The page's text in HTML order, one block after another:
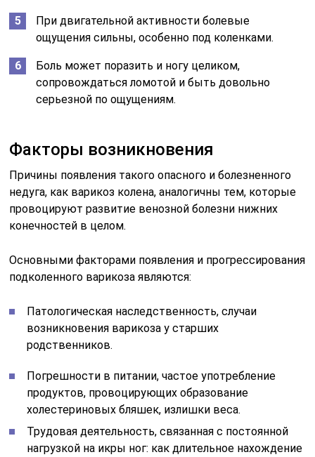
При двигательной активности болевые
ощущения сильны, особенно под коленками.
Боль может поразить и ногу целиком,
сопровождаться ломотой и быть довольно
серьезной по ощущениям.
Факторы возникновения
Причины появления такого опасного и болезненного
недуга, как варикоз колена, аналогичны тем, которые
провоцируют развитие венозной болезни нижних
конечностей в целом.
Основными факторами появления и прогрессирования
подколенного варикоза являются:
Патологическая наследственность, случаи
возникновения варикоза у старших
родственников.
Погрешности в питании, частое употребление
продуктов, провоцирующих образование
холестериновых бляшек, излишки веса.
Трудовая деятельность, связанная с постоянной
нагрузкой на икры ног: как длительное нахождение